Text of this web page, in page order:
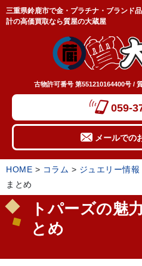
三重県鈴鹿市で金・プラチナ・ブランド
計の高価買取なら質屋の大蔵屋
古物許可番号 第551210164400号 /
059-
メールでの
HOME > コラム > ジュエリー情報
まとめ
トパーズの魅
とめ